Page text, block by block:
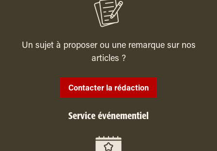
Un sujet à proposer ou une remarque sur nos
articles ?
Contacter la rédaction
Service événementiel